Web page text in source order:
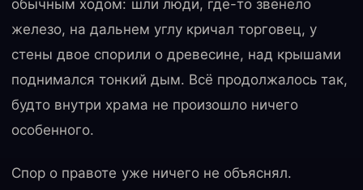
обычным ходом: шли люди, где-то звенело
железо, на дальнем углу кричал торговец, у
стены двое спорили о древесине, над крышами
поднимался тонкий дым. Всё продолжалось так,
будто внутри храма не произошло ничего
особенного.
Спор о правоте уже ничего не объяснял.